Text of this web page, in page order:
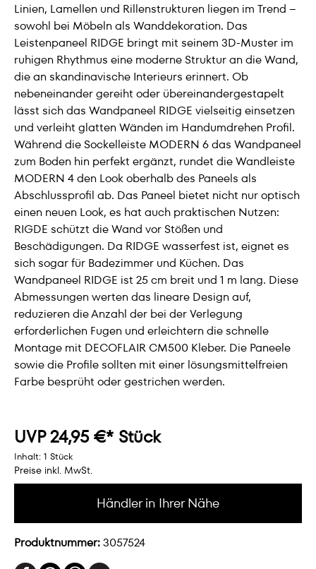
Linien, Lamellen und Rillenstrukturen liegen im Trend –
sowohl bei Möbeln als Wanddekoration. Das
Leistenpaneel RIDGE bringt mit seinem 3D-Muster im
ruhigen Rhythmus eine moderne Struktur an die Wand,
die an skandinavische Interieurs erinnert. Ob
nebeneinander gereiht oder übereinandergestapelt
lässt sich das Wandpaneel RIDGE vielseitig einsetzen
und verleiht glatten Wänden im Handumdrehen Profil.
Während die Sockelleiste MODERN 6 das Wandpaneel
zum Boden hin perfekt ergänzt, rundet die Wandleiste
MODERN 4 den Look oberhalb des Paneels als
Abschlussprofil ab. Das Paneel bietet nicht nur optisch
einen neuen Look, es hat auch praktischen Nutzen:
RIGDE schützt die Wand vor Stößen und
Beschädigungen. Da RIDGE wasserfest ist, eignet es
sich sogar für Badezimmer und Küchen. Das
Wandpaneel RIDGE ist 25 cm breit und 1 m lang. Diese
Abmessungen werten das lineare Design auf,
reduzieren die Anzahl der bei der Verlegung
erforderlichen Fugen und erleichtern die schnelle
Montage mit DECOFLAIR CM500 Kleber. Die Paneele
sowie die Profile sollten mit einer lösungsmittelfreien
Farbe besprüht oder gestrichen werden.
UVP 24,95 €* Stück
Inhalt: 1 Stück
Preise inkl. MwSt.
Händler in Ihrer Nähe
Produktnummer:3057524